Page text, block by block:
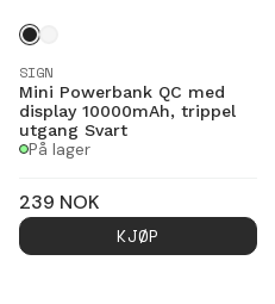
SIGN
Mini Powerbank QC med
display 10000mAh, trippel
utgang Svart
På lager
239 NOK
KJØP